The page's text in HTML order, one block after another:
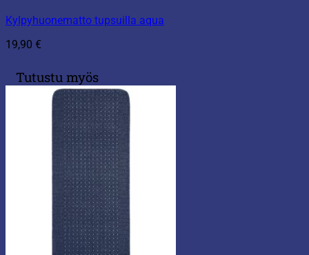
Kylpyhuonematto tupsuilla aqua
19,90 €
Tutustu myös